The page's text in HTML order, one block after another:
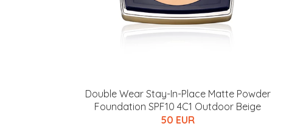
Double Wear Stay-In-Place Matte Powder
Foundation SPF10 4C1 Outdoor Beige
50 EUR